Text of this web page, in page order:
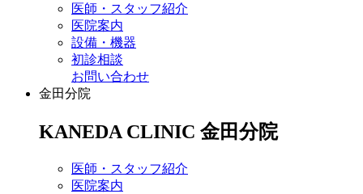
医師・スタッフ紹介
医院案内
設備・機器
初診相談
お問い合わせ
金田分院
KANEDA CLINIC 金田分院
医師・スタッフ紹介
医院案内